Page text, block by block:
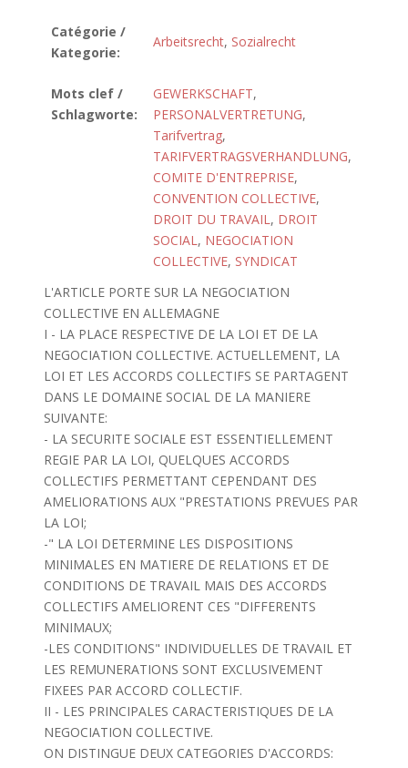
Catégorie /
Kategorie:
Arbeitsrecht, Sozialrecht
Mots clef /
Schlagworte:
GEWERKSCHAFT,
PERSONALVERTRETUNG,
Tarifvertrag,
TARIFVERTRAGSVERHANDLUNG,
COMITE D'ENTREPRISE,
CONVENTION COLLECTIVE,
DROIT DU TRAVAIL, DROIT
SOCIAL, NEGOCIATION
COLLECTIVE, SYNDICAT
L'ARTICLE PORTE SUR LA NEGOCIATION
COLLECTIVE EN ALLEMAGNE
I - LA PLACE RESPECTIVE DE LA LOI ET DE LA
NEGOCIATION COLLECTIVE. ACTUELLEMENT, LA
LOI ET LES ACCORDS COLLECTIFS SE PARTAGENT
DANS LE DOMAINE SOCIAL DE LA MANIERE
SUIVANTE:
- LA SECURITE SOCIALE EST ESSENTIELLEMENT
REGIE PAR LA LOI, QUELQUES ACCORDS
COLLECTIFS PERMETTANT CEPENDANT DES
AMELIORATIONS AUX "PRESTATIONS PREVUES PAR
LA LOI;
-" LA LOI DETERMINE LES DISPOSITIONS
MINIMALES EN MATIERE DE RELATIONS ET DE
CONDITIONS DE TRAVAIL MAIS DES ACCORDS
COLLECTIFS AMELIORENT CES "DIFFERENTS
MINIMAUX;
-LES CONDITIONS" INDIVIDUELLES DE TRAVAIL ET
LES REMUNERATIONS SONT EXCLUSIVEMENT
FIXEES PAR ACCORD COLLECTIF.
II - LES PRINCIPALES CARACTERISTIQUES DE LA
NEGOCIATION COLLECTIVE.
ON DISTINGUE DEUX CATEGORIES D'ACCORDS: